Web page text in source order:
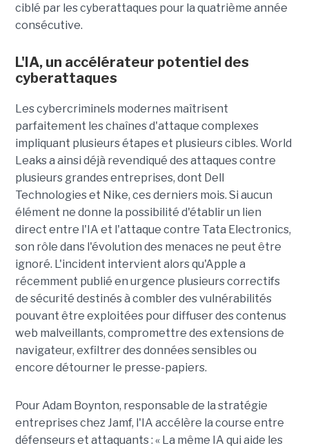
ciblé par les cyberattaques pour la quatrième année
consécutive.
L'IA, un accélérateur potentiel des
cyberattaques
Les cybercriminels modernes maîtrisent
parfaitement les chaînes d'attaque complexes
impliquant plusieurs étapes et plusieurs cibles. World
Leaks a ainsi déjà revendiqué des attaques contre
plusieurs grandes entreprises, dont Dell
Technologies et Nike, ces derniers mois. Si aucun
élément ne donne la possibilité d'établir un lien
direct entre l'IA et l'attaque contre Tata Electronics,
son rôle dans l'évolution des menaces ne peut être
ignoré. L'incident intervient alors qu'Apple a
récemment publié en urgence plusieurs correctifs
de sécurité destinés à combler des vulnérabilités
pouvant être exploitées pour diffuser des contenus
web malveillants, compromettre des extensions de
navigateur, exfiltrer des données sensibles ou
encore détourner le presse-papiers.
PourAdam Boynton, responsable de la stratégie
entreprises chezJamf, l'IA accélère la course entre
défenseurs et attaquants : « La même IA qui aide les